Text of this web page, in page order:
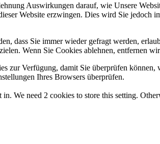
Auswirkungen darauf, wie Unsere
Website erzwingen. Dies wird Sie jedoch
dass Sie immer wieder gefragt werden,
Wenn Sie Cookies ablehnen, entfernen
zur Verfügung, damit Sie überprüfen
Ihres Browsers überprüfen.
We need 2 cookies to store this setting.